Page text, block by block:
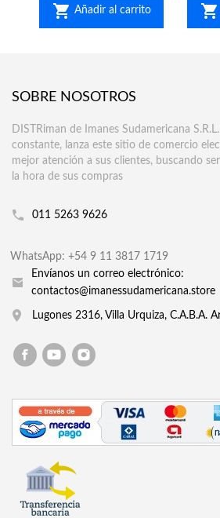
 Añadir al carrito 
SOBRE NOSOTROS
DISTRiman de Imanes Sudamericana
constante, lanza este sitio de comercio
mejor atención a sus clientes, buscando
la hora de sus compras
011 5263 9626
WhatsApp: +54 9 11 3817 1719
Envíanos un correo electrónico:
contactos@imanessudamericana.store
Lugones 2316, Villa Urquiza, C.A.B.A.